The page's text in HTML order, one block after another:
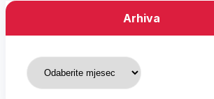
Arhiva
Arhiva